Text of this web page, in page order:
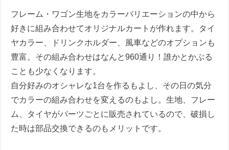
フレーム・ワゴン生地をカラーバリエーションの中から
好きに組み合わせてオリジナルカートが作れます。タイ
ヤカラー、ドリンクホルダー、風車などのオプションも
豊富。その組み合わせはなんと960通り！誰かとかぶる
ことも少なくなります。
自分好みのオシャレな1台を作るもよし、その日の気分
でカラーの組み合わせを変えるのもよし。生地、フレー
ム、タイヤがパーツごとに販売されているので、破損し
た時は部品交換できるのもメリットです。